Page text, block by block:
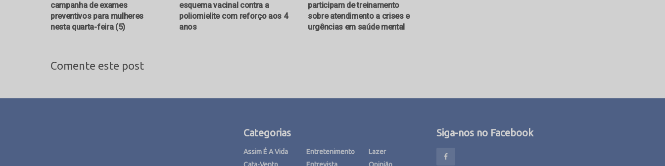
campanha de exames
preventivos para mulheres
nesta quarta-feira (5)
esquema vacinal contra a
poliomielite com reforço aos 4
anos
participam de treinamento
sobre atendimento a crises e
urgências em saúde mental
Comente este post
Categorias
Assim É A Vida
Entretenimento
Lazer
Siga-nos no Facebook